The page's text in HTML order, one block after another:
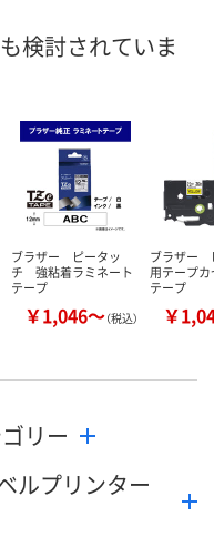
カゴへ カ
検討されていま
ブラザー ピータッ
チ 強粘着ラミネート
テープ
￥1,046～（税込）
ブラザー
用テープ
テープ
￥
リー
ルプリンター